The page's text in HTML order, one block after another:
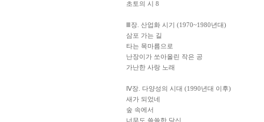
초토의 시 8
Ⅲ장. 산업화 시기 (1970~1980년대)
삼포 가는 길
타는 목마름으로
난장이가 쏘아올린 작은 공
가난한 사랑 노래
Ⅳ장. 다양성의 시대 (1990년대 이후)
새가 되었네
숲 속에서
너무도 쓸쓸한 당신